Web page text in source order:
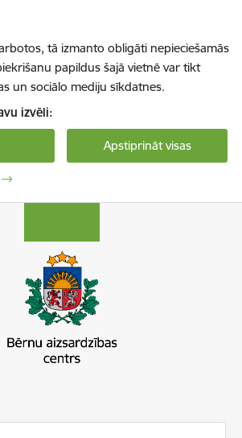
tā izmanto obligāti nepieciešamās
papildus šajā vietnē var tikt
un sociālo mediju sīkdatnes.
izvēli:
Apstiprināt visas